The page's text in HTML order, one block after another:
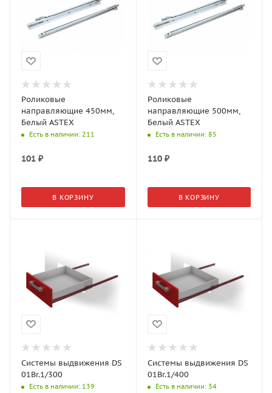
Роликовые
направляющие 450мм,
Белый ASTEX
Есть в наличии: 211
101 ₽
В КОРЗИНУ
Роликовые
направляющие 500мм,
Белый ASTEX
Есть в наличии: 85
110₽
В КОРЗИНУ
Системы выдвижения DS
01Br.1/300
Есть в наличии: 139
Системы выдвижения DS
01Br.1/400
Есть в наличии: 34